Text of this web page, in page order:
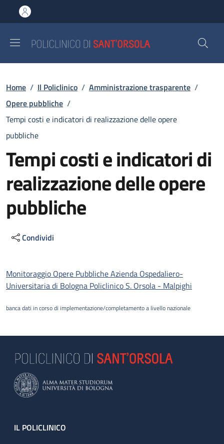
al contenuto principale
to footer content
Briciole di pane
Home / Il Policlinico / Amministrazione trasparente /
Opere pubbliche /
Tempi costi e indicatori di realizzazione delle opere
pubbliche
Tempi costi e indicatori di
realizzazione delle opere
pubbliche
Condividi
Descrizione
Monitoraggio Opere Pubbliche Azienda Ospedaliero-
Universitaria di Bologna Policlinico S. Orsola - Malpighi
banca dati in corso di implementazione/completamento a livello nazionale
Footer
IL POLICLINICO